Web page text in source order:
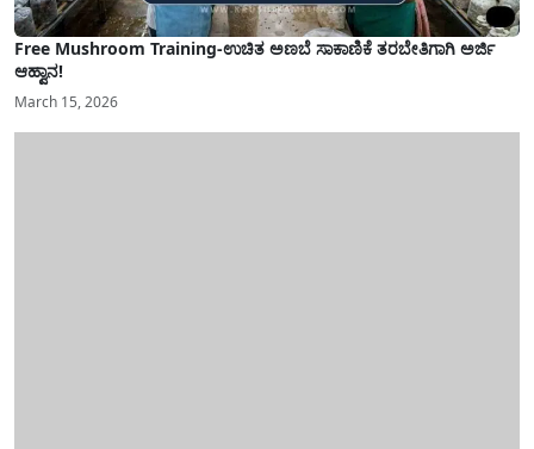
Free Mushroom Training-ಉಚಿತ ಅಣಬೆ ಸಾಕಾಣಿಕೆ ತರಬೇತಿಗಾಗಿ ಅರ್ಜಿ
ಆಹ್ವಾನ!
March 15, 2026